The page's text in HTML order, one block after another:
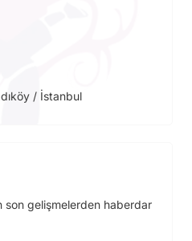
/ İstanbul
son gelişmelerden haberdar